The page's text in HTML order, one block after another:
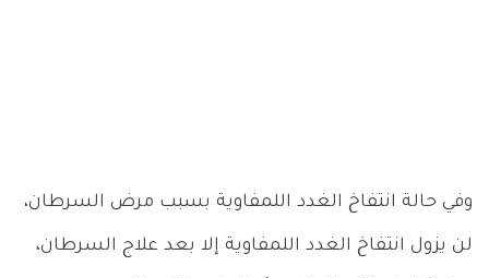
وفي حالة انتفاخ الغدد اللمفاوية بسبب مرض السرطان،
لن يزول انتفاخ الغدد اللمفاوية إلا بعد علاج السرطان،